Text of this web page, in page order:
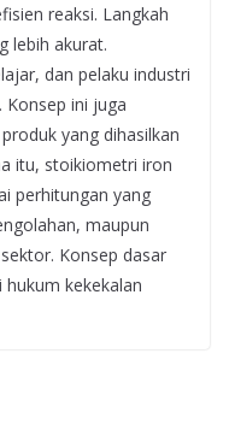
reaksi. Langkah
lebih akurat.
dan pelaku industri
ini juga
yang dihasilkan
itu, stoikiometri iron
perhitungan yang
maupun
Konsep dasar
kekekalan